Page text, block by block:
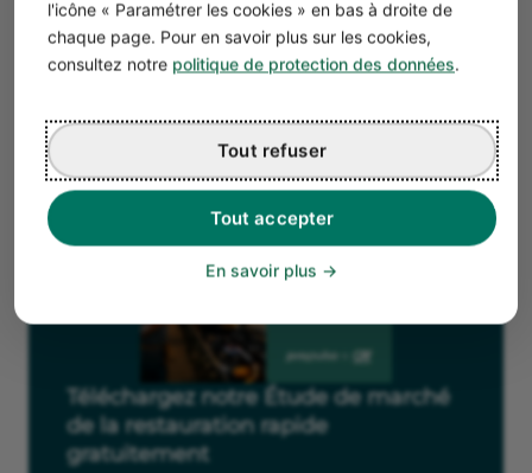
l'icône « Paramétrer les cookies » en bas à droite de
chaque page. Pour en savoir plus sur les cookies,
consultez notre politique de protection des données.
Tout accepter
Tout refuser
En savoir plus
Téléchargez notre Étude de marché
de la restauration rapide
gratuitement